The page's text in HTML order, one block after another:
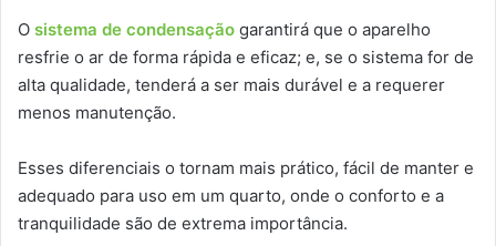
O sistema de condensação garantirá que o aparelho
resfrie o ar de forma rápida e eficaz; e, se o sistema for de
alta qualidade, tenderá a ser mais durável e a requerer
menos manutenção.
Esses diferenciais o tornam mais prático, fácil de manter e
adequado para uso em um quarto, onde o conforto e a
tranquilidade são de extrema importância.